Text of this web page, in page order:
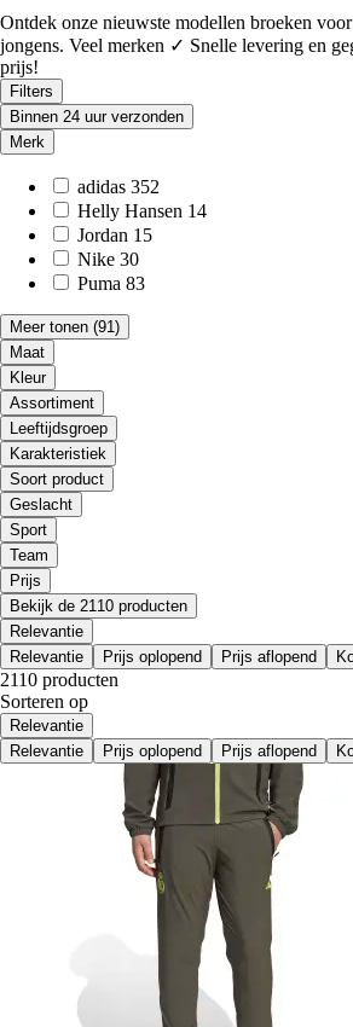
Ontdek onze nieuwste modellen broeken
jongens. Veel merken ✓ Snelle levering en
prijs!
Filters
Binnen 24 uur verzonden
Merk
adidas 352
Helly Hansen 14
Jordan 15
Nike 30
Puma 83
Meer tonen (91)
Maat
Kleur
Assortiment
Leeftijdsgroep
Karakteristiek
Soort product
Geslacht
Sport
Team
Prijs
Bekijk de 2110 producten
Relevantie
Relevantie
Prijs oplopend Prijs aflopend
2110 producten
Sorteren op
Relevantie
Relevantie
Prijs oplopend Prijs aflopend